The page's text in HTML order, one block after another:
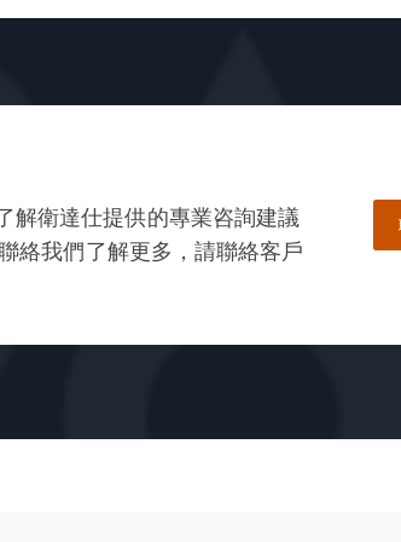
解衛達仕提供的專業咨詢建議
絡我們了解更多，請聯絡客戶